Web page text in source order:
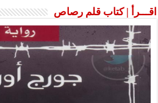
اقـــرأ | كتاب قلم رصاص